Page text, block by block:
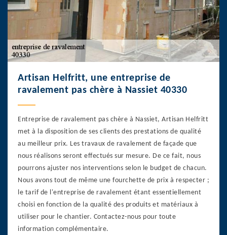
Artisan Helfritt, une entreprise de
ravalement pas chère à Nassiet 40330
Entreprise de ravalement pas chère à Nassiet, Artisan Helfritt
met à la disposition de ses clients des prestations de qualité
au meilleur prix. Les travaux de ravalement de façade que
nous réalisons seront effectués sur mesure. De ce fait, nous
pourrons ajuster nos interventions selon le budget de chacun.
Nous avons tout de même une fourchette de prix à respecter ;
le tarif de l'entreprise de ravalement étant essentiellement
choisi en fonction de la qualité des produits et matériaux à
utiliser pour le chantier. Contactez-nous pour toute
information complémentaire.